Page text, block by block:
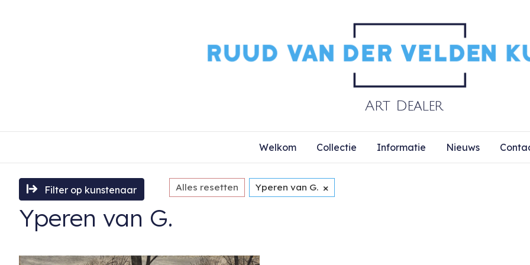
Welkom Collectie Informatie Nieuws
Filter op kunstenaar Alles resetten Yperen van G. ×
Yperen van G.